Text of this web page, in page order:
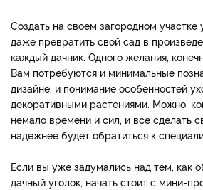
Создать на своем загородном участке
даже превратить свой сад в
каждый дачник. Одного желания,
Вам потребуются и минимальные
дизайне, и понимание особенностей
декоративными растениями. Можно,
немало времени и сил, и все сделать
надежнее будет обратиться к
Если вы уже задумались над тем, как
дачный уголок, начать стоит с мини-